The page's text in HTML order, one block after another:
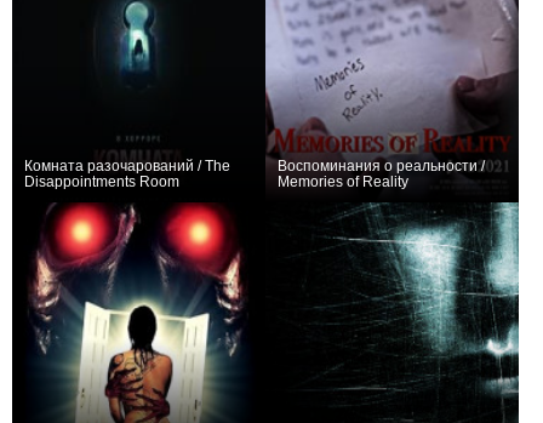
Комната разочарований / The
Disappointments Room
Воспоминания о реальности /
Memories of Reality